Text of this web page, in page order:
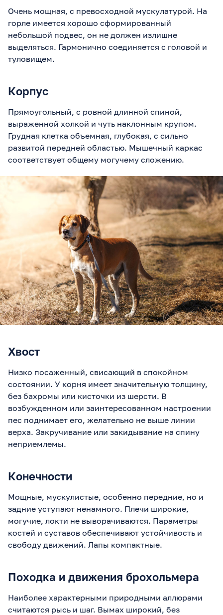
Очень мощная, с превосходной мускулатурой. На
горле имеется хорошо сформированный
небольшой подвес, он не должен излишне
выделяться. Гармонично соединяется с головой и
туловищем.
Корпус
Прямоугольный, с ровной длинной спиной,
выраженной холкой и чуть наклонным крупом.
Грудная клетка объемная, глубокая, с сильно
развитой передней областью. Мышечный каркас
соответствует общему могучему сложению.
Хвост
Низко посаженный, свисающий в спокойном
состоянии. У корня имеет значительную толщину,
без бахромы или кисточки из шерсти. В
возбужденном или заинтересованном настроении
пес поднимает его, желательно не выше линии
верха. Закручивание или закидывание на спину
неприемлемы.
Конечности
Мощные, мускулистые, особенно передние, но и
задние уступают ненамного. Плечи широкие,
могучие, локти не выворачиваются. Параметры
костей и суставов обеспечивают устойчивость и
свободу движений. Лапы компактные.
Походка и движения брохольмера
Наиболее характерными природными аллюрами
считаются рысь и шаг. Вымах широкий, без